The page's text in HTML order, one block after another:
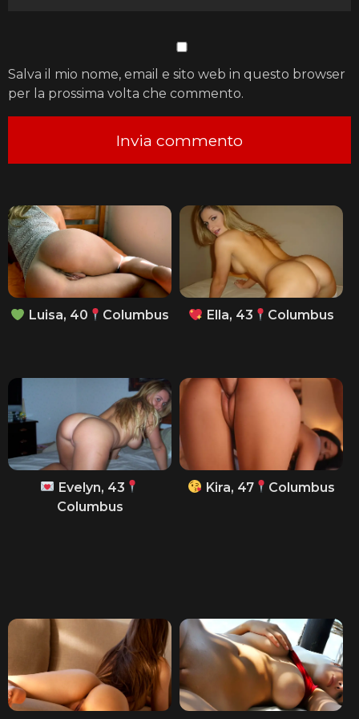
Salva il mio nome, email e sito web in questo browser
per la prossima volta che commento.
Luisa, 40 Columbus Ella, 43 Columbus
Evelyn, 43
Columbus
Kira, 47 Columbus